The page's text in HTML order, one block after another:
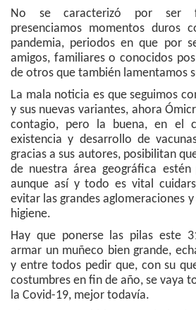
No se caracterizó por ser
presenciamos momentos duros
pandemia, periodos en que por
amigos, familiares o conocidos
de otros que también lamentamos
La mala noticia es que seguimos
y sus nuevas variantes, ahora
contagio, pero la buena, en el
existencia y desarrollo de
gracias a sus autores, posibilitan
de nuestra área geográfica
aunque así y todo es vital
evitar las grandes aglomeraciones
higiene.
Hay que ponerse las pilas este
armar un muñeco bien grande,
y entre todos pedir que, con su
costumbres en fin de año, se vaya
la Covid-19, mejor todavía.